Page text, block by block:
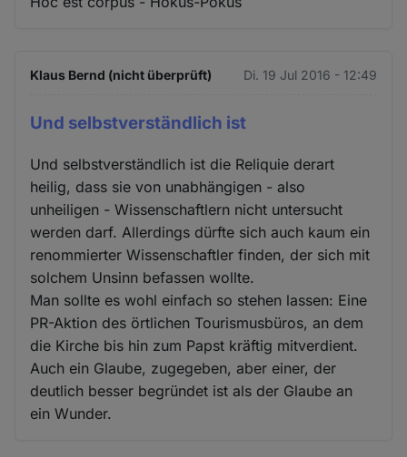
Klaus Bernd (nicht überprüft) Di. 19 Jul 2016 - 12:49
Und selbstverständlich ist
Und selbstverständlich ist die Reliquie derart
heilig, dass sie von unabhängigen - also
unheiligen - Wissenschaftlern nicht untersucht
werden darf. Allerdings dürfte sich auch kaum ein
renommierter Wissenschaftler finden, der sich mit
solchem Unsinn befassen wollte.
Man sollte es wohl einfach so stehen lassen: Eine
PR-Aktion des örtlichen Tourismusbüros, an dem
die Kirche bis hin zum Papst kräftig mitverdient.
Auch ein Glaube, zugegeben, aber einer, der
deutlich besser begründet ist als der Glaube an
ein Wunder.